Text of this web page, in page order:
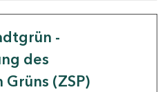
-
des
(ZSP)